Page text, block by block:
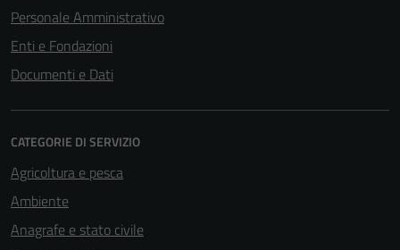
Personale Amministrativo
Enti e Fondazioni
Documenti e Dati
CATEGORIE DI SERVIZIO
Agricoltura e pesca
Ambiente
Anagrafe e stato civile